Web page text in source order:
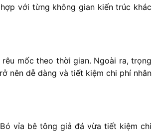
hợp với từng khônggian kiếntrúc khác
rêu mốctheo thời gian. Ngoài ra, trọng
nên dễ dàng và tiết kiệmchi phí nhân
ó vỉa bê tông giả đávừatiết kiệmchi